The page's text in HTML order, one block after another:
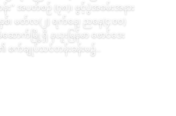
" အပတ်စဉ် (၇၈)၊ ဖွင့်ပွဲအခမ်းအနား
စ်၊ မတ်လ(၂) ရက်နေ့၊ ညနေ(၄:၀၀)
ောက်မြို့ရှိ နယူးမြန်မာ ဖောင်ဒေး
စက်ချုပ်သင်တန်းခန်းမ၌...